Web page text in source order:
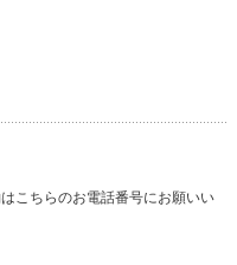
こちらのお電話番号にお願いい